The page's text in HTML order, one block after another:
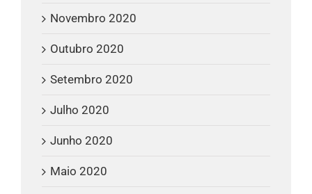
Novembro 2020
Outubro 2020
Setembro 2020
Julho 2020
Junho 2020
Maio 2020